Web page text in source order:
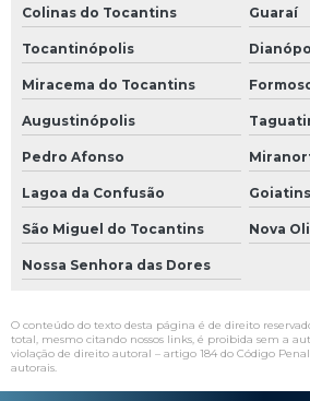
Colinas do Tocantins Guaraí
Tocantinópolis
Miracema do Tocantins
Augustinópolis
Pedro Afonso
Lagoa da Confusão Goiatins
São Miguel do Tocantins Nova
Nossa Senhora das Dores
O conteúdo do texto desta página é de direito
total, mesmo citando nossos links, é proibida sem a
violação de direito autoral – artigo 184 do Código
autorais.